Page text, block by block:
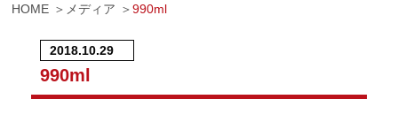
HOME メディア 990ml
2018.10.29
990ml